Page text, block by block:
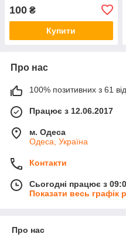
100 ₴
Купити
Про нас
100% позитивних з 61
Працює з 12.06.2017
м. Одеса
Одеса, Україна
Контакти
Сьогодні працює з
Показати весь графік
Про нас